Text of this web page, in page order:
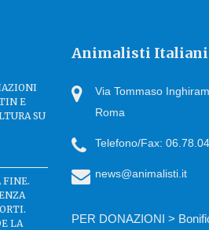
E
SU
FINE.
LA
Animalisti Italiani
Via Tommaso
Roma
Telefono/Fax:
news@animalisti.it
PER DONAZIONI >